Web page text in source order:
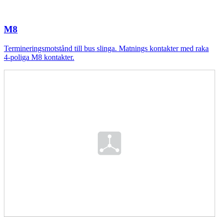
M8
Termineringsmotstånd till bus slinga. Matnings kontakter med raka
4-poliga M8 kontakter.